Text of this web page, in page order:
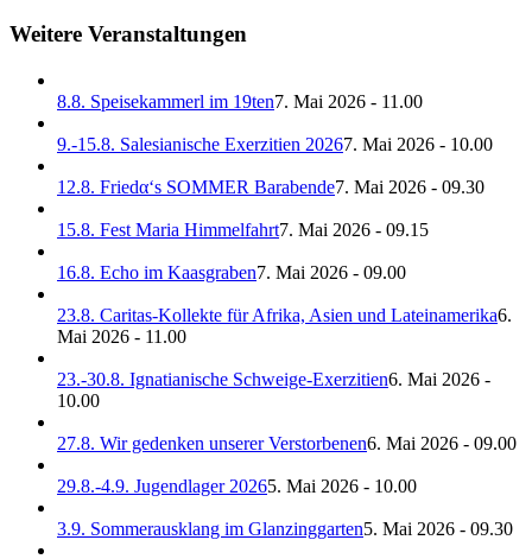
Weitere Veranstaltungen
8.8. Speisekammerl im 19ten7. Mai 2026 - 11.00
9.-15.8. Salesianische Exerzitien 20267. Mai 2026 - 10.00
12.8. Friedα‘s SOMMER Barabende7. Mai 2026 - 09.30
15.8. Fest Maria Himmelfahrt7. Mai 2026 - 09.15
16.8. Echo im Kaasgraben7. Mai 2026 - 09.00
23.8. Caritas-Kollekte für Afrika, Asien und Lateinamerika6.
Mai 2026 - 11.00
23.-30.8. Ignatianische Schweige-Exerzitien6. Mai 2026 -
10.00
27.8. Wir gedenken unserer Verstorbenen6. Mai 2026 - 09.00
29.8.-4.9. Jugendlager 20265. Mai 2026 - 10.00
3.9. Sommerausklang im Glanzinggarten5. Mai 2026 - 09.30